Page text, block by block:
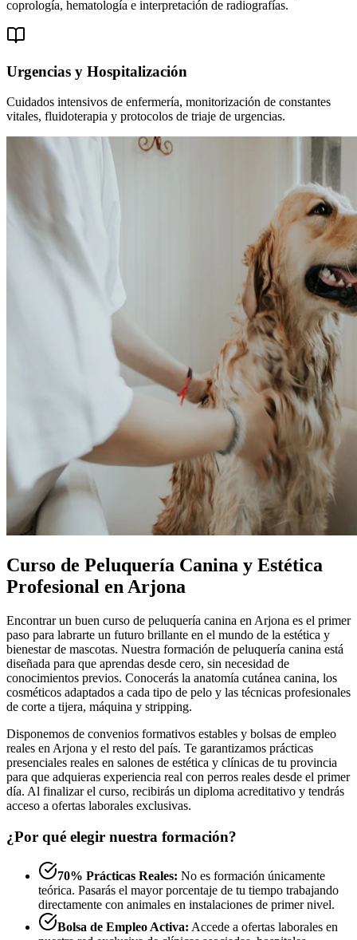
coprología, hematología e interpretación de radiografías.
Urgencias y Hospitalización
Cuidados intensivos de enfermería, monitorización de constantes
vitales, fluidoterapia y protocolos de triaje de urgencias.
Curso de Peluquería Canina y Estética
Profesional en Arjona
Encontrar un buen curso de peluquería canina en Arjona es el primer
paso para labrarte un futuro brillante en el mundo de la estética y
bienestar de mascotas. Nuestra formación de peluquería canina está
diseñada para que aprendas desde cero, sin necesidad de
conocimientos previos. Conocerás la anatomía cutánea canina, los
cosméticos adaptados a cada tipo de pelo y las técnicas profesionales
de corte a tijera, máquina y stripping.
Disponemos de convenios formativos estables y bolsas de empleo
reales en Arjona y el resto del país. Te garantizamos prácticas
presenciales reales en salones de estética y clínicas de tu provincia
para que adquieras experiencia real con perros reales desde el primer
día. Al finalizar el curso, recibirás un diploma acreditativo y tendrás
acceso a ofertas laborales exclusivas.
¿Por qué elegir nuestra formación?
70% Prácticas Reales: No es formación únicamente
teórica. Pasarás el mayor porcentaje de tu tiempo trabajando
directamente con animales en instalaciones de primer nivel.
Bolsa de Empleo Activa: Accede a ofertas laborales en